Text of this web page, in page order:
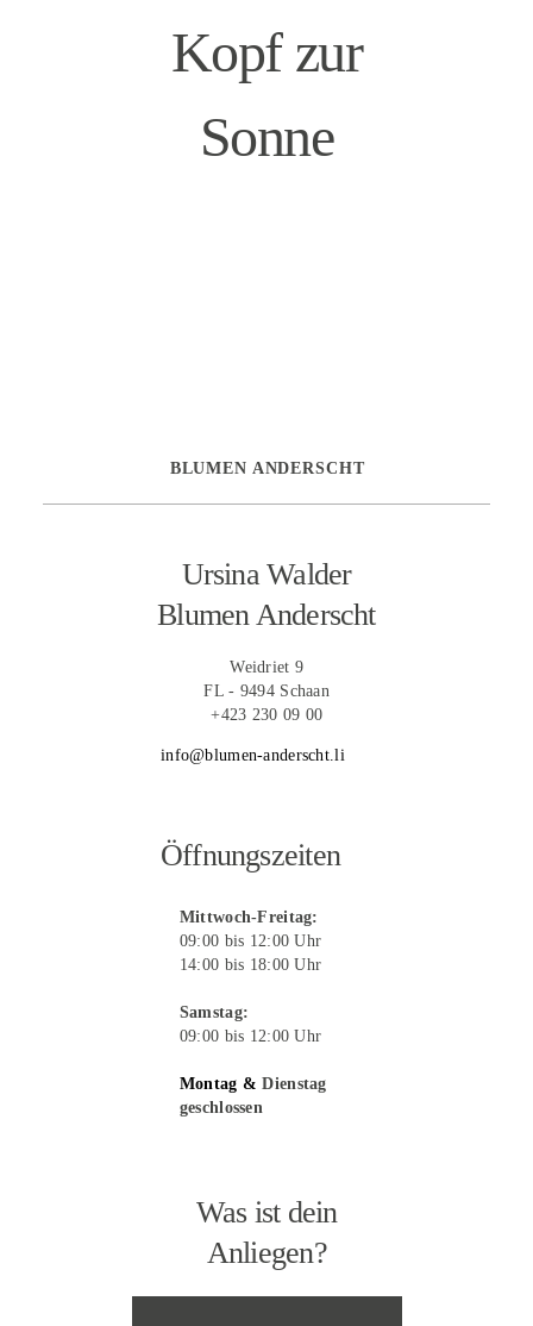
Kopf zur
Sonne
BLUMEN ANDERSCHT
Öffnungszeiten
Was ist dein
Anliegen?
Ursina Walder
Blumen Anderscht
Mittwoch-Freitag:
09:00 bis 12:00 Uhr
14:00 bis 18:00 Uhr
Samstag:
09:00 bis 12:00 Uhr
Montag &Dienstag
geschlossen
Weidriet 9
FL - 9494 Schaan
+423 230 09 00
info@blumen-anderscht.li